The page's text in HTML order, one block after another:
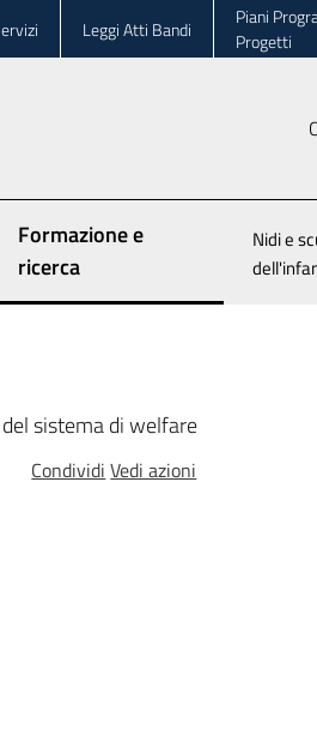
Leggi Atti Bandi
Piani
Progetti
Formazione e
ricerca
Menu selezionato
Nidi e
sistema di welfare
Condividi Vedi azioni